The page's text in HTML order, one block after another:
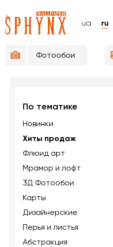
ua ru
Фотообои
По тематике
Новинки
Хиты продаж
Флюид арт
Мрамор и лофт
3Д Фотообои
Карты
Дизайнерские
Перья и листья
Абстракция